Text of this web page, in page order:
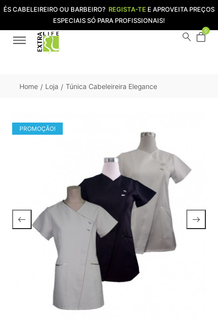
ÉS CABELEIREIRO OU BARBEIRO? REGISTA-TE E APROVEITA PREÇOS
ESPECIAIS SÓ PARA PROFISSIONAIS!
0
Home / Loja / Túnica Cabeleireira Elegance
PROMOÇÃO!